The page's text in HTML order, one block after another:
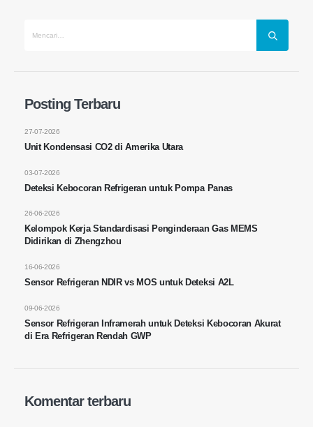
Posting Terbaru
Unit Kondensasi CO2 di Amerika Utara
27-07-2026
Deteksi Kebocoran Refrigeran untuk Pompa Panas
03-07-2026
Kelompok Kerja Standardisasi Penginderaan Gas MEMS
Didirikan di Zhengzhou
26-06-2026
Sensor Refrigeran NDIR vs MOS untuk Deteksi A2L
16-06-2026
Sensor Refrigeran Inframerah untuk Deteksi Kebocoran Akurat
di Era Refrigeran Rendah GWP
09-06-2026
Komentar terbaru
Wechat wechat: 1856903598
Wechat wechat
Produk panas